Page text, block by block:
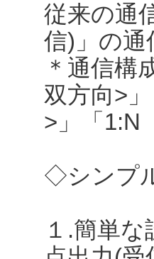
従来の通
信)」の通
＊通信構
双方向>
>」「1:N
◇シンプ
１.簡単